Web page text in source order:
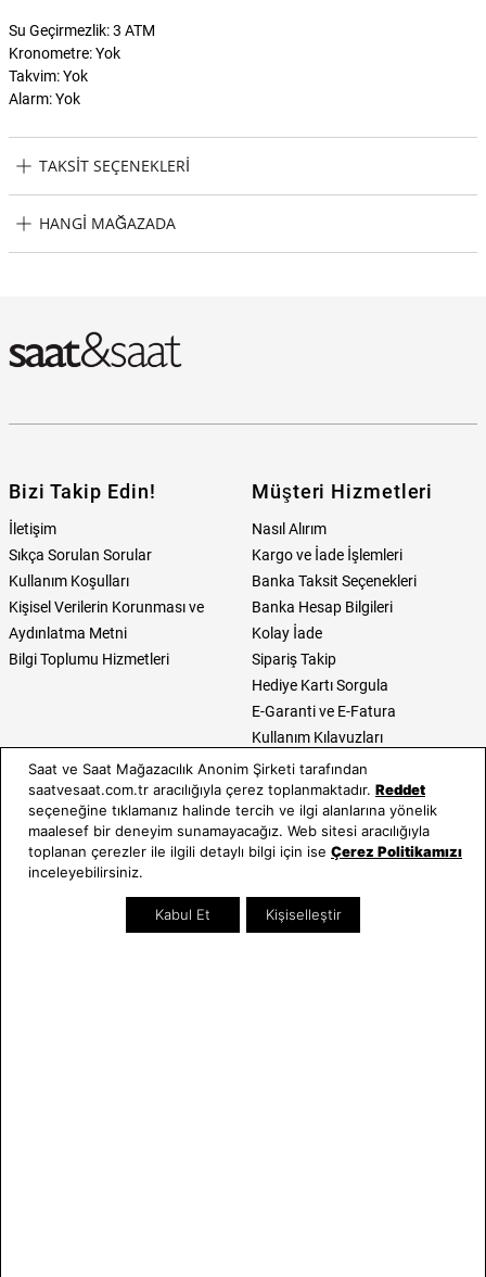
Su Geçirmezlik: 3 ATM
Kronometre: Yok
Takvim: Yok
Alarm: Yok
TAKSIT SEÇENEKLERI
HANGI MAĞAZADA
Bizi Takip Edin!
İletişim
Sıkça Sorulan Sorular
Kullanım Koşulları
Kişisel Verilerin Korunması ve
Aydınlatma Metni
Bilgi Toplumu Hizmetleri
Müşteri Hizmetleri
Nasıl Alırım
Kargo ve İade İşlemleri
Banka Taksit Seçenekleri
Banka Hesap Bilgileri
Kolay İade
Sipariş Takip
Hediye Kartı Sorgula
E-Garanti ve E-Fatura
Kullanım Kılavuzları
Saat ve Saat
Hakkımızda
Neden Saat ve Saat
Mağazalar
Mağazada Teknik Servis
Kategoriler
Erkek Saat
Kadın Saat
Takı & Aksesuar
Kampanyalar
Saat ve Saat Mağazacılık Anonim Şirketi tarafından
saatvesaat.com.tr aracılığıyla çerez toplanmaktadır. Reddet
seçeneğine tıklamanız halinde tercih ve ilgi alanlarına yönelik
maalesef bir deneyim sunamayacağız. Web sitesi aracılığıyla
toplanan çerezler ile ilgili detaylı bilgi için ise Çerez Politikamızı
inceleyebilirsiniz.
Kabul Et Kişiselleştir